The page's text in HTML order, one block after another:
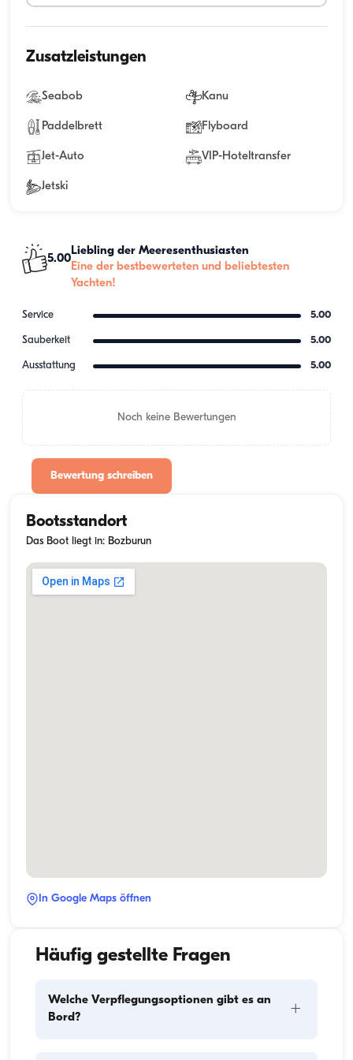
Zusatzleistungen
Seabob Kanu
Paddelbrett Flyboard
Jet-Auto VIP-Hoteltransfer
Jetski
5.00
Liebling der Meeresenthusiasten
Eine der bestbewerteten und beliebtesten
Yachten!
Service 5.00
Sauberkeit 5.00
Ausstattung 5.00
Noch keine Bewertungen
Bewertung schreiben
Bootsstandort
Das Boot liegt in: Bozburun
In Google Maps öffnen
Häufig gestellte Fragen
Welche Verpflegungsoptionen gibt es an
Bord?
+